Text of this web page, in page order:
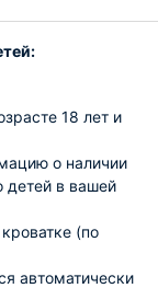
18 лет и
о наличии
детей в вашей
(по
автоматически